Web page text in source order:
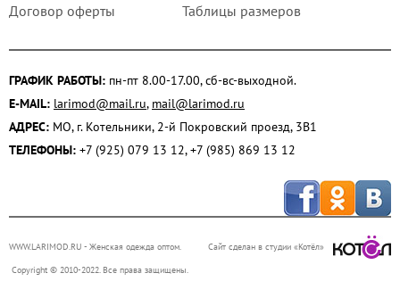
Договор оферты
Таблицы размеров
ГРАФИК РАБОТЫ: пн-пт 8.00-17.00, сб-вс-выходной.
E-MAIL: larimod@mail.ru, mail@larimod.ru
АДРЕС: МО, г. Котельники, 2-й Покровский проезд, 3В1
ТЕЛЕФОНЫ: +7 (925) 079 13 12, +7 (985) 869 13 12
Сайт сделан в студии «Котёл»
WWW.LARIMOD.RU - Женская одежда оптом.
Copyright © 2010-2022. Все права защищены.